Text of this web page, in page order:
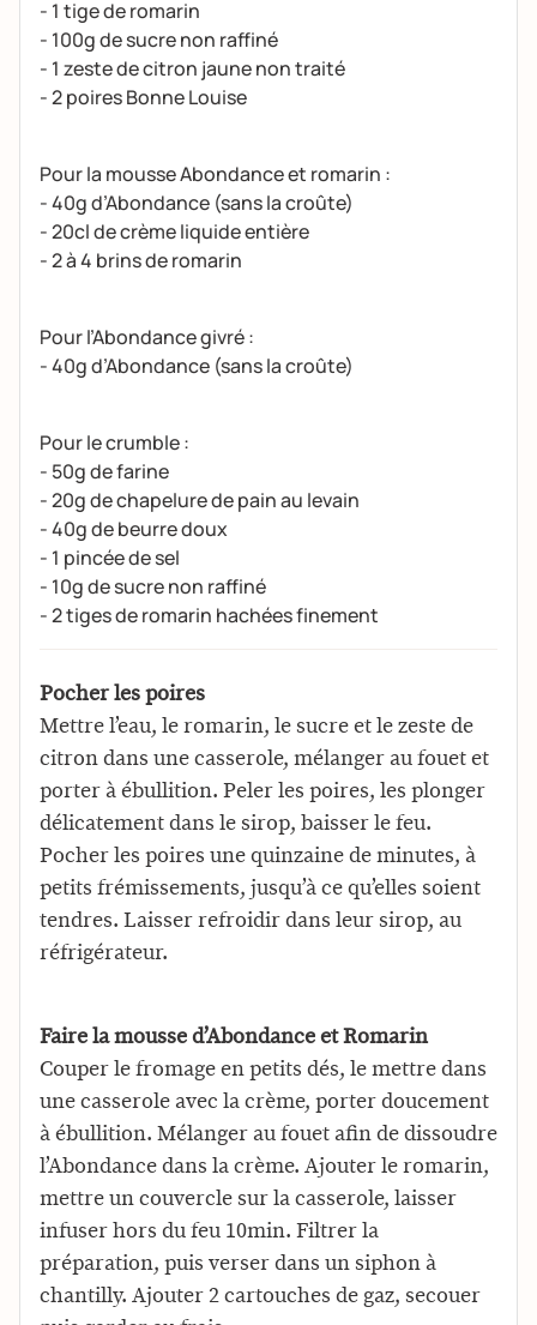
- 1 tige de romarin
- 100g de sucre non raffiné
- 1 zeste de citron jaune non traité
- 2 poires Bonne Louise
Pour la mousse Abondance et romarin :
- 40g d’Abondance (sans la croûte)
- 20cl de crème liquide entière
- 2 à 4 brins de romarin
Pour l’Abondance givré :
- 40g d’Abondance (sans la croûte)
Pour le crumble :
- 50g de farine
- 20g de chapelure de pain au levain
- 40g de beurre doux
- 1 pincée de sel
- 10g de sucre non raffiné
- 2 tiges de romarin hachées finement
Pocher les poires
Mettre l’eau, le romarin, le sucre et le zeste de
citron dans une casserole, mélanger au fouet et
porter à ébullition. Peler les poires, les plonger
délicatement dans le sirop, baisser le feu.
Pocher les poires une quinzaine de minutes, à
petits frémissements, jusqu’à ce qu’elles soient
tendres. Laisser refroidir dans leur sirop, au
réfrigérateur.
Faire la mousse d’Abondance et Romarin
Couper le fromage en petits dés, le mettre dans
une casserole avec la crème, porter doucement
à ébullition. Mélanger au fouet afin de dissoudre
l’Abondance dans la crème. Ajouter le romarin,
mettre un couvercle sur la casserole, laisser
infuser hors du feu 10min. Filtrer la
préparation, puis verser dans un siphon à
chantilly. Ajouter 2 cartouches de gaz, secouer